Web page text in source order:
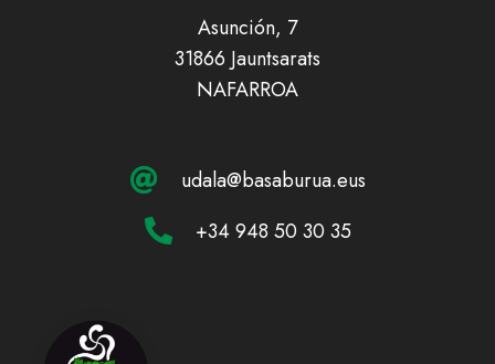
Asunción, 7
31866 Jauntsarats
NAFARROA
udala@basaburua.eus
+34 948 50 30 35